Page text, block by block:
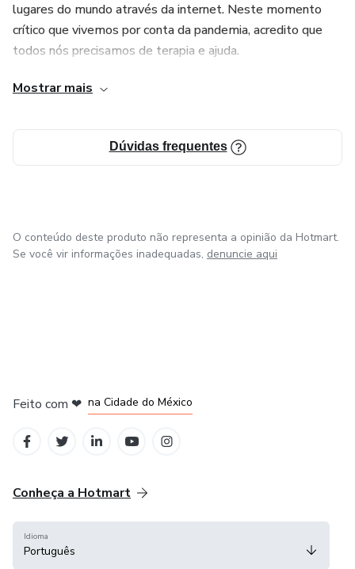
lugares do mundo através da internet. Neste momento
crítico que vivemos por conta da pandemia, acredito que
todos nós precisamos de terapia e ajuda.
Tenho um perfil no Instagram que falo de tudo um pouco,
crescimento pessoal. A aceitação foi tanta que
rapidamente atingi os 20K seguidores, com muita interação
meu trabalho aqui na Hotmart.
Mostrar mais
Dúvidas frequentes
O conteúdo deste produto não representa a opinião da Hotmart.
Se você vir informações inadequadas, denuncie aqui
Feito com ❤ na Cidade do México
Conheça a Hotmart
Idioma
Português